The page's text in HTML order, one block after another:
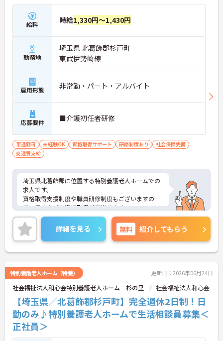
給料 時給1,330円～1,430円
勤務地
埼玉県 北葛飾郡杉戸町
東武伊勢崎線
雇用形態 非常勤・パート・アルバイト
応募要件 ■介護初任者研修
車通勤可 未経験OK 資格取得サポート 研修制度あり
社会保険完備
交通費支給
埼玉県北葛飾郡に位置する特別養護老人ホームでの
求人です。
資格取得支援制度や職員研修制度もございますの
で、働きながら資格取得が目指せます。
ご興味ある方はお気軽にお問い合わせください。
詳細を見る 無料 紹介してもらう
特別養護老人ホーム（特養） 更新日：2026年06月24日
社会福祉法人和心会特別養護老人ホーム 杉の里 社会福祉法人和心会
【埼玉県／北葛飾郡杉戸町】完全週休2日制！日
勤のみ♪特別養護老人ホームで生活相談員募集＜
正社員＞